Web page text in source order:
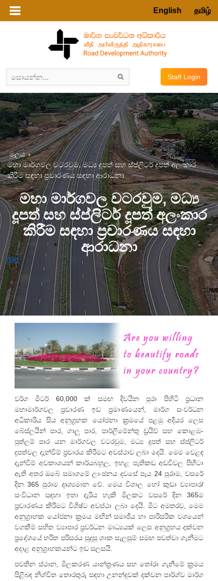
English தமிழ்
Staff Login
මූලය
මහා මාර්ගවල වටරවුම, මධ්‍ය දූපත් සහ ස්ප්ලිටර් දූපත් අලංකාර
කිරීම සඳහා ප්‍රචාරණය සඳහා ආරාධනා
මහා මාර්ගවල වටරවුම, මධ්‍ය
දූපත් සහ ස්ප්ලිටර් දූපත් අලංකාර
කිරීම සඳහා ප්‍රචාරණය සඳහා
ආරාධනා
වර්ග මීටර් 60,000 ක් සමඟ දිවයින පුරා පිහිටි ප්‍රධාන
මහාමාර්ගවල ප්‍රචාරණ ඉඩ ප්‍රමාණයෙන්, මාර්ග සංවර්ධන
අධිකාරිය සිය අනුග්‍රහක යෝජනා ක්‍රමයේ පළමු අදියර ලෙස
බේස්ලයින් පාර, ගාලු පාර, පාර්ලිමේන්තු ඩ්‍රයිව් සහ කොළඹ-
පුත්ලම් පාර යන මාර්ගවල වටරවුම, මධ්‍ය දූපත් සහ ස්ප්ලිටර්
දූපත්වල දැන්වීම් ප්‍රචාරය කිරීමට අවස්ථාව ලබා දෙයි. මෙම වෙළඳ
දැන්වීම් අවකාශයන් කාර්යබහුල, ඉහළ පැතිකඩ අඩවිවල පිහිටා
ඇති අතර ඔබේ සමාගමේ ලාංඡනය දවසේ පැය 24 පුරාම, වසරේ
දින 365 පුරාම දෘශ්‍යමාන වේ. මෙය විශාල හෝ කුඩා ව්‍යාපාර/
සංවිධාන සඳහා ඉතා දැරිය හැකි මිලකට වසරේ දින 365ම
ප්‍රචාරණය කිරීමට විශිෂ්ට අවස්ථා ලබා දෙයි. මීට අමතරව, මෙම
අනුග්‍රාහක යෝජනා ක්‍රමය මඟින් සමාජීය හා පාරිසරික වශයෙන්
වගකීම් සහිත ව්‍යාපාර ප්‍රවර්ධන මාධ්‍යයක් ලෙස අනුග්‍රහය දක්වන
ප්‍රදේශයේ හරිත පරිසරය සුදුසු ශාක සැලසුම් සමඟ පවත්වා ගැනීමට
අදාළ අනුග්‍රාහකයන්ට ඉඩ සලසයි.
පවතින ස්ථාන, මිලකරණ යාන්ත්‍රණය සහ තෝරා ගැනීමේ ක්‍රමය
පිළිබඳ නිශ්චිත තොරතුරු සඳහා උනන්දුවක් දක්වන පාර්ශ්ව මාර්ග